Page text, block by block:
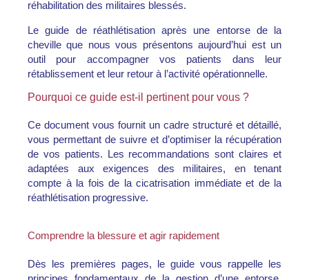
réhabilitation des militaires blessés.
Le guide de réathlétisation après une entorse de la
cheville que nous vous présentons aujourd’hui est un
outil pour accompagner vos patients dans leur
rétablissement et leur retour à l’activité opérationnelle.
Pourquoi ce guide est-il pertinent pour vous ?
Ce document vous fournit un cadre structuré et détaillé,
vous permettant de suivre et d’optimiser la récupération
de vos patients. Les recommandations sont claires et
adaptées aux exigences des militaires, en tenant
compte à la fois de la cicatrisation immédiate et de la
réathlétisation progressive.
Comprendre la blessure et agir rapidement
Dès les premières pages, le guide vous rappelle les